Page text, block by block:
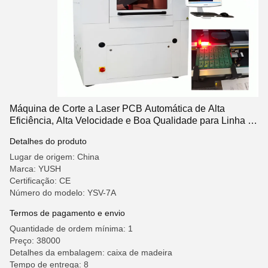
Máquina de Corte a Laser PCB Automática de Alta
Eficiência, Alta Velocidade e Boa Qualidade para Linha de
Detalhes do produto
Lugar de origem: China
Marca: YUSH
Certificação: CE
Número do modelo: YSV-7A
Termos de pagamento e envio
Quantidade de ordem mínima: 1
Preço: 38000
Detalhes da embalagem: caixa de madeira
Tempo de entrega: 8